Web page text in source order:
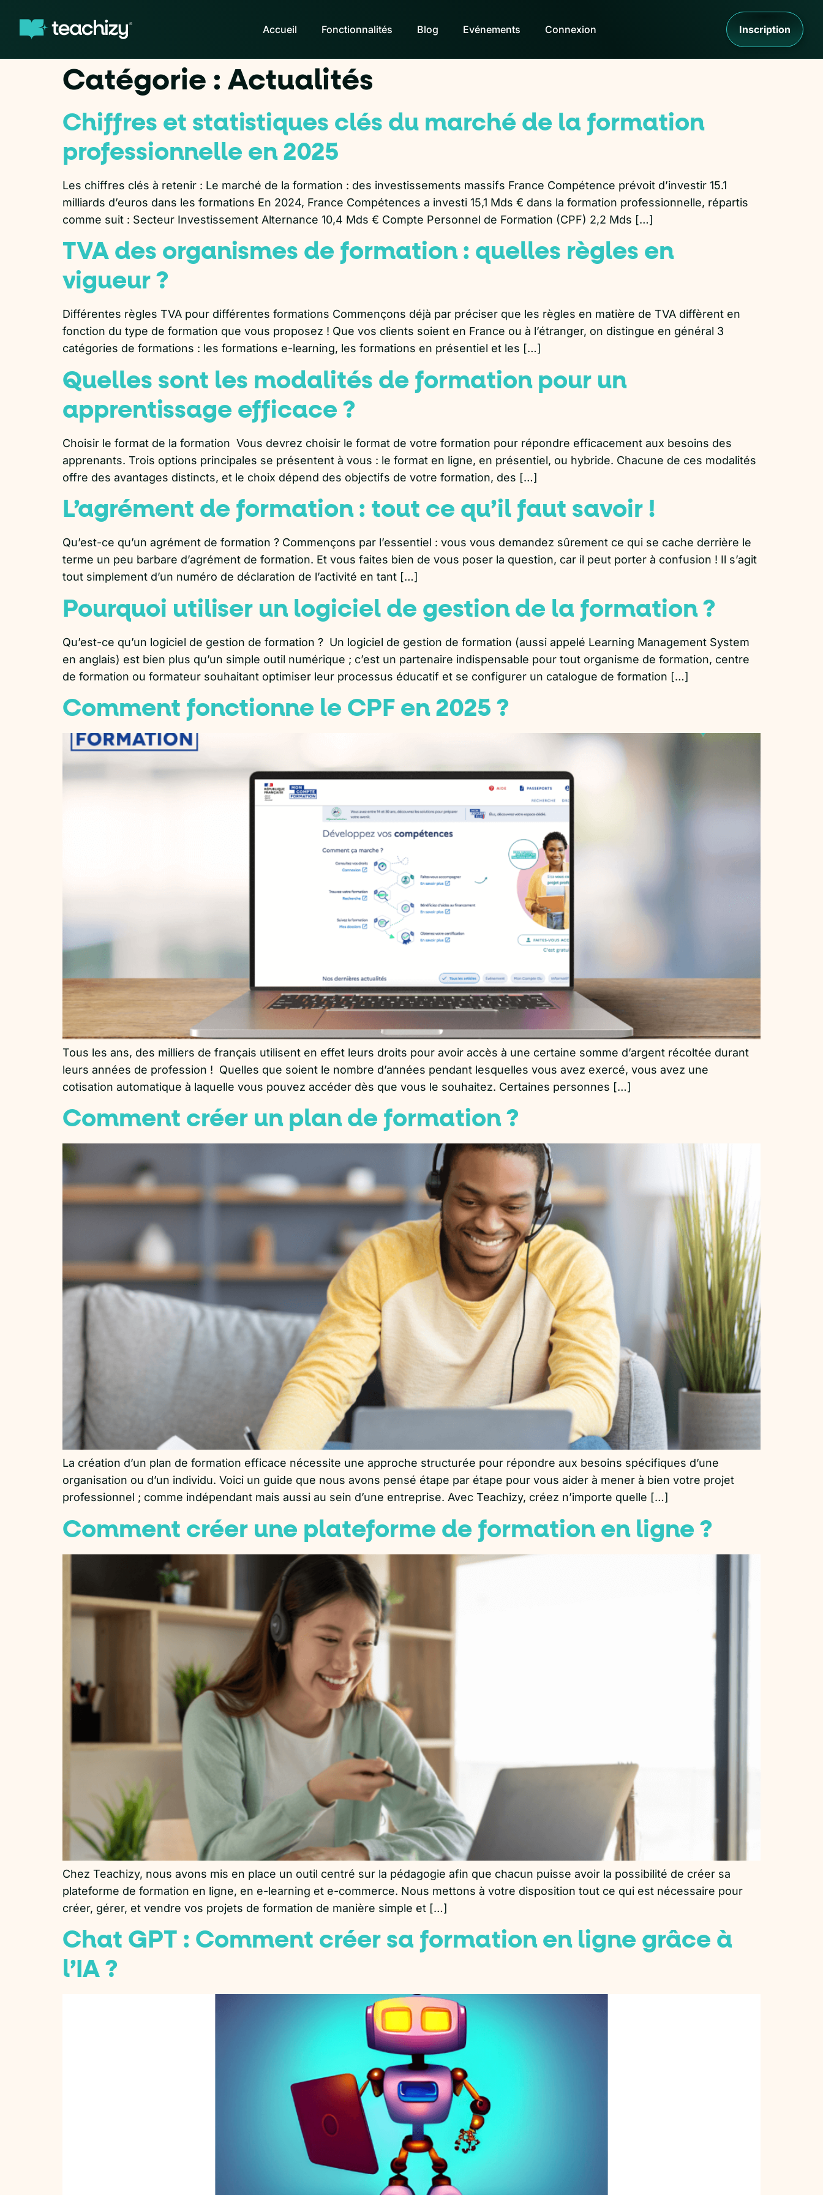
Accueil Fonctionnalités Blog Evénements Connexion Inscription
Catégorie : Actualités
Chiffres et statistiques clés du marché de la formation
professionnelle en 2025
Les chiffres clés à retenir : Le marché de la formation : des investissements massifs France Compétence prévoit d’investir 15.1
milliards d’euros dans les formations En 2024, France Compétences a investi 15,1 Mds € dans la formation professionnelle, répartis
comme suit : Secteur Investissement Alternance 10,4 Mds € Compte Personnel de Formation (CPF) 2,2 Mds […]
TVA des organismes de formation : quelles règles en
vigueur ?
Différentes règles TVA pour différentes formations Commençons déjà par préciser que les règles en matière de TVA diffèrent en
fonction du type de formation que vous proposez ! Que vos clients soient en France ou à l’étranger, on distingue en général 3
catégories de formations : les formations e-learning, les formations en présentiel et les […]
Quelles sont les modalités de formation pour un
apprentissage efficace ?
Choisir le format de la formation Vous devrez choisir le format de votre formation pour répondre efficacement aux besoins des
apprenants. Trois options principales se présentent à vous : le format en ligne, en présentiel, ou hybride. Chacune de ces modalités
offre des avantages distincts, et le choix dépend des objectifs de votre formation, des […]
L’agrément de formation : tout ce qu’il faut savoir !
Qu’est-ce qu’un agrément de formation ? Commençons par l’essentiel : vous vous demandez sûrement ce qui se cache derrière le
terme un peu barbare d’agrément de formation. Et vous faites bien de vous poser la question, car il peut porter à confusion ! Il s’agit
tout simplement d’un numéro de déclaration de l’activité en tant […]
Pourquoi utiliser un logiciel de gestion de la formation ?
Qu’est-ce qu’un logiciel de gestion de formation ? Un logiciel de gestion de formation (aussi appelé Learning Management System
en anglais) est bien plus qu’un simple outil numérique ; c’est un partenaire indispensable pour tout organisme de formation, centre
de formation ou formateur souhaitant optimiser leur processus éducatif et se configurer un catalogue de formation […]
Comment fonctionne le CPF en 2025 ?
Tous les ans, des milliers de français utilisent en effet leurs droits pour avoir accès à une certaine somme d’argent récoltée durant
leurs années de profession ! Quelles que soient le nombre d’années pendant lesquelles vous avez exercé, vous avez une
cotisation automatique à laquelle vous pouvez accéder dès que vous le souhaitez. Certaines personnes […]
Comment créer un plan de formation ?
La création d’un plan de formation efficace nécessite une approche structurée pour répondre aux besoins spécifiques d’une
organisation ou d’un individu. Voici un guide que nous avons pensé étape par étape pour vous aider à mener à bien votre projet
professionnel ; comme indépendant mais aussi au sein d’une entreprise. Avec Teachizy, créez n’importe quelle […]
Comment créer une plateforme de formation en ligne ?
Chez Teachizy, nous avons mis en place un outil centré sur la pédagogie afin que chacun puisse avoir la possibilité de créer sa
plateforme de formation en ligne, en e-learning et e-commerce. Nous mettons à votre disposition tout ce qui est nécessaire pour
créer, gérer, et vendre vos projets de formation de manière simple et […]
Chat GPT : Comment créer sa formation en ligne grâce à
l’IA ?